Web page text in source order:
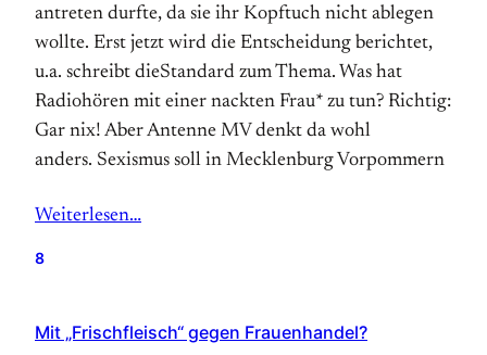
antreten durfte, da sie ihr Kopftuch nicht ablegen
wollte. Erst jetzt wird die Entscheidung berichtet,
u.a. schreibt dieStandard zum Thema. Was hat
Radiohören mit einer nackten Frau* zu tun? Richtig:
Gar nix! Aber Antenne MV denkt da wohl
anders. Sexismus soll in Mecklenburg Vorpommern
Weiterlesen…
8
Mit „Frischfleisch“ gegen Frauenhandel?